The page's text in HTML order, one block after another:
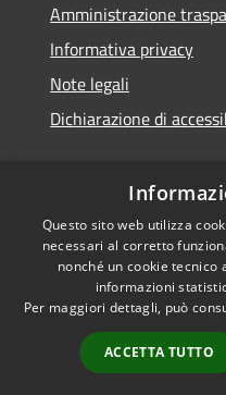
Amministrazione
Informativa privacy
Note legali
Dichiarazione di
RSS
Accessibilità
Questo sito web utilizza
necessari al corretto
nonché un cookie
informazioni
Per maggiori dettagli, può
ACCETTA TUTTO